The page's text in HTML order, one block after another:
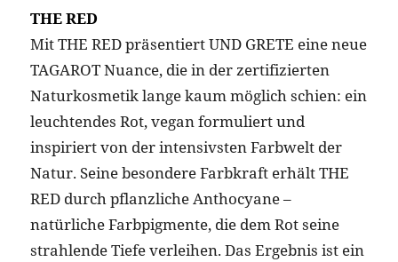
THE RED
Mit THE RED präsentiert UND GRETE eine neue
TAGAROT Nuance, die in der zertifizierten
Naturkosmetik lange kaum möglich schien: ein
leuchtendes Rot, vegan formuliert und
inspiriert von der intensivsten Farbwelt der
Natur. Seine besondere Farbkraft erhält THE
RED durch pflanzliche Anthocyane –
natürliche Farbpigmente, die dem Rot seine
strahlende Tiefe verleihen. Das Ergebnis ist ein